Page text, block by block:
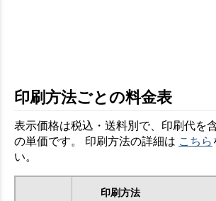
印刷方法ごとの料金表
表示価格は税込・送料別で、印刷代を
の単価です。 印刷方法の詳細は こちら
い。
印刷方法